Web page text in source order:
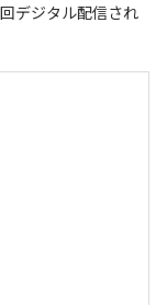
デジタル配信され